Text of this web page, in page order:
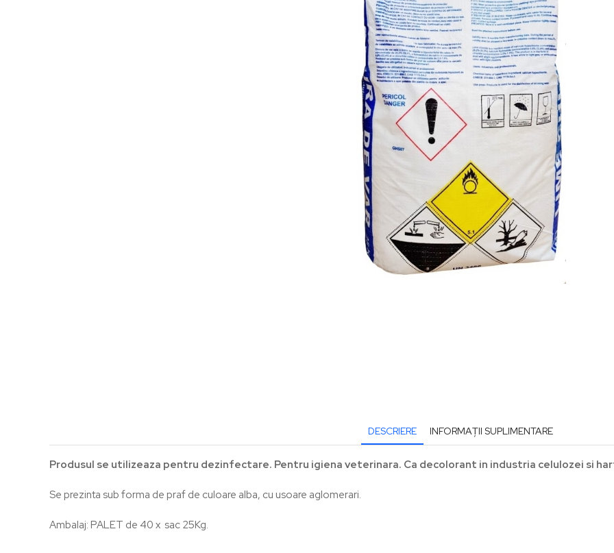
DESCRIERE INFORMAȚII SUPLIMENTARE
Produsul se utilizeaza pentru dezinfectare. Pentru igiena veterinara. Ca decolorant in industria celulozei si
Se prezinta sub forma de praf de culoare alba, cu usoare aglomerari.
Ambalaj: PALET de 40 x sac 25Kg.